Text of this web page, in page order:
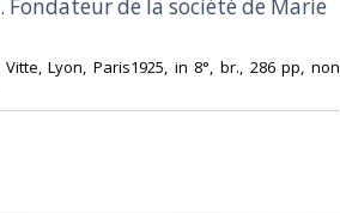
Fondateur de la société de Marie
Lyon, Paris1925, in 8°, br., 286 pp, non